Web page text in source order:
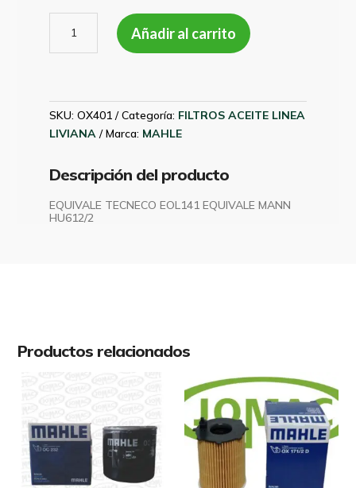
ACEITE
CHEV
16V
SPARK
OX401
cantidad
Añadir al carrito
SKU:OX401 Categoría: FILTROS ACEITE LINEA
LIVIANA
Marca: MAHLE
Descripción del producto
EQUIVALE TECNECO EOL141 EQUIVALE MANN
HU612/2
Productos relacionados